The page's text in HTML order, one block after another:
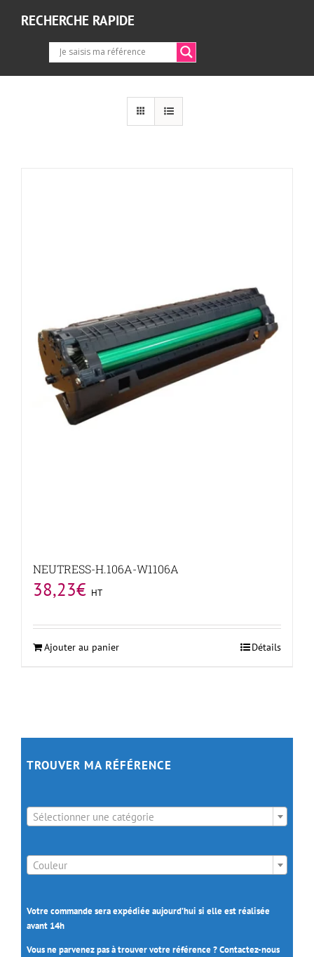
RECHERCHE RAPIDE
NEUTRESS-H.106A-W1106A
38,23€ HT
Ajouter au panier Détails
TROUVER MA RÉFÉRENCE
Sélectionner une catégorie
Couleur
Votre commande sera expédiée aujourd’hui si elle est réalisée
avant 14h
Vous ne parvenez pas à trouver votre référence ? Contactez-nous